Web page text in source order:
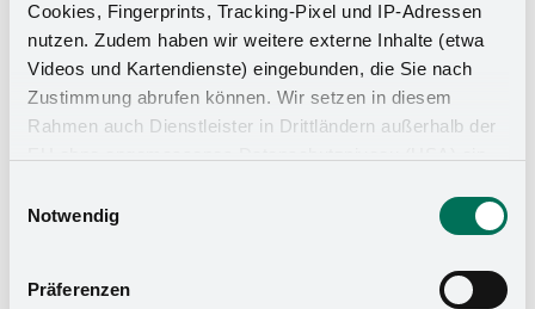
Cookies, Fingerprints, Tracking-Pixel und IP-Adressen
nutzen. Zudem haben wir weitere externe Inhalte (etwa
Videos und Kartendienste) eingebunden, die Sie nach
Zustimmung abrufen können. Wir setzen in diesem
Rahmen auch Dienstleister in Drittländern außerhalb der
zu Sicherheits- und Überwachungszwecken zugreifen,
Rechtsmittel einlegen können. Mit Ihrer Einstellung
willigen Sie in die oben beschriebenen Vorgänge ein. Sie
Notwendig
Präferenzen